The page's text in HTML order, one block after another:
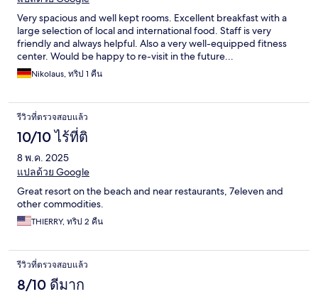
Very spacious and well kept rooms. Excellent breakfast with a
large selection of local and international food. Staff is very
friendly and always helpful. Also a very well-equipped fitness
center. Would be happy to re-visit in the future...
Nikolaus, ทริป 1 คืน
รีวิวที่ตรวจสอบแล้ว
10/10 ไร้ที่ติ
8 พ.ค. 2025
แปลด้วย Google
Great resort on the beach and near restaurants, 7eleven and
other commodities.
THIERRY, ทริป 2 คืน
รีวิวที่ตรวจสอบแล้ว
8/10 ดีมาก